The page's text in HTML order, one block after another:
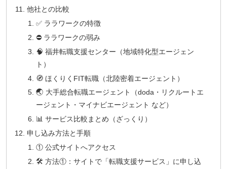
他社との比較
✅ ララワークの特徴
⛔ ララワークの弱み
🧠 福井転職支援センター（地域特化型エージェン
ト）
🧭 ほくりくFIT転職（北陸密着エージェント）
🌏 大手総合転職エージェント（doda・リクルートエ
ージェント・マイナビエージェント など）
📊 サービス比較まとめ（ざっくり）
申し込み方法と手順
① 公式サイトへアクセス
🛠 方法①：サイトで「転職支援サービス」に申し込